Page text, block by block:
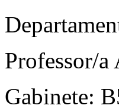
Professor/
Gabinete: